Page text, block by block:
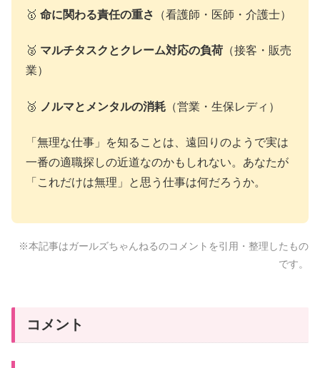
🥇 命に関わる責任の重さ （看護師・医師・介護士）
🥈 マルチタスクとクレーム対応の負荷 （接客・販売
業）
🥉 ノルマとメンタルの消耗 （営業・生保レディ）
「無理な仕事」を知ることは、遠回りのようで実は
一番の適職探しの近道なのかもしれない。あなたが
「これだけは無理」と思う仕事は何だろうか。
※本記事はガールズちゃんねるのコメントを引用・整理したもの
です。
コメント